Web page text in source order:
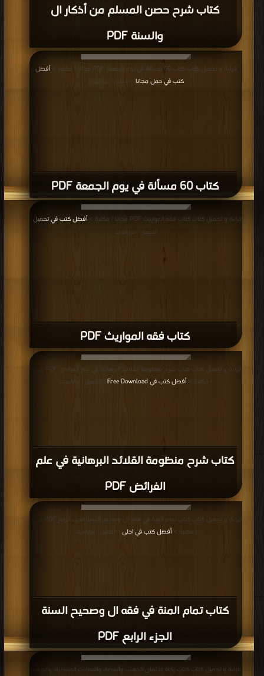
كتاب شرح حصن المسلم من أذكار ال
والسنة PDF
كتاب 60 مسألة في يوم الجمعة PDF
قراءة و تحميل كتاب كتاب 60 مسألة في يوم الجمعة PDF مجانا | مكتبة >
أفضل
كتب في حمل مجانا | التحميل : مرة/مرات
كتاب فقه المواريث PDF
قراءة و تحميل كتاب كتاب فقه المواريث PDF مجانا | مكتبة > أفضل كتب في تحميل
التحميل : مرة/مرات
كتاب شرح منظومة القلائد البرهانية في علم
الفرائض PDF
| مكتبة >أفضل كتب في Free Download | التحميل : مرة/مرات
كتاب تمام المنة في فقه ال وصحيح السنة
الجزء الرابع PDF
| مكتبة >أفضل كتب في احلى | التحميل : مرة/مرات
قراءة و تحميل كتاب كتاب زكاة الأثمان الذهب، والفضة، والعملات المعدنية، والورقية